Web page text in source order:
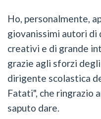
Ho, personalmente,
giovanissimi autori di
creativi e di grande
grazie agli sforzi
dirigente scolastica
Fatati", che ringrazio
saputo dare.